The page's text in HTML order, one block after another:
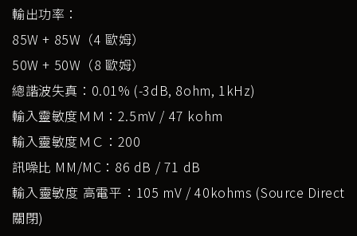
輸出功率：
85W + 85W（4 歐姆）
50W + 50W（8 歐姆）
總諧波失真：0.01% (-3dB, 8ohm, 1kHz)
輸入靈敏度ＭＭ：2.5mV / 47 kohm
輸入靈敏度ＭＣ：200
訊噪比 MM/MC：86 dB / 71 dB
輸入靈敏度 高電平：105 mV / 40kohms (Source Direct
關閉)